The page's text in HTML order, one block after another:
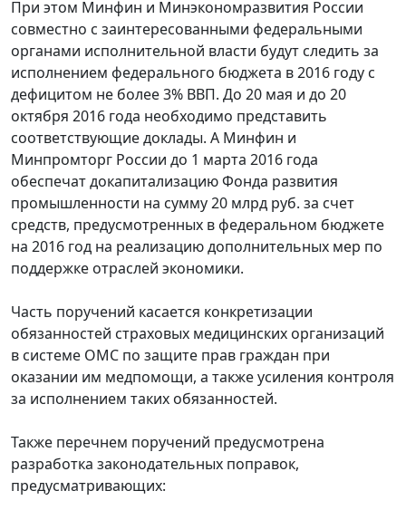
При этом Минфин и Минэкономразвития России
совместно с заинтересованными федеральными
органами исполнительной власти будут следить за
исполнением федерального бюджета в 2016 году с
дефицитом не более 3% ВВП. До 20 мая и до 20
октября 2016 года необходимо представить
соответствующие доклады. А Минфин и
Минпромторг России до 1 марта 2016 года
обеспечат докапитализацию Фонда развития
промышленности на сумму 20 млрд руб. за счет
средств, предусмотренных в федеральном бюджете
на 2016 год на реализацию дополнительных мер по
поддержке отраслей экономики.
Часть поручений касается конкретизации
обязанностей страховых медицинских организаций
в системе ОМС по защите прав граждан при
оказании им медпомощи, а также усиления контроля
за исполнением таких обязанностей.
Также перечнем поручений предусмотрена
разработка законодательных поправок,
предусматривающих: